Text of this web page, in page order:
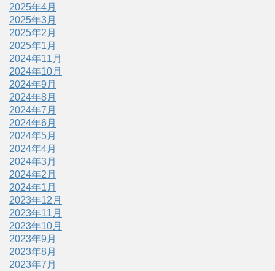
2025年4月
2025年3月
2025年2月
2025年1月
2024年11月
2024年10月
2024年9月
2024年8月
2024年7月
2024年6月
2024年5月
2024年4月
2024年3月
2024年2月
2024年1月
2023年12月
2023年11月
2023年10月
2023年9月
2023年8月
2023年7月